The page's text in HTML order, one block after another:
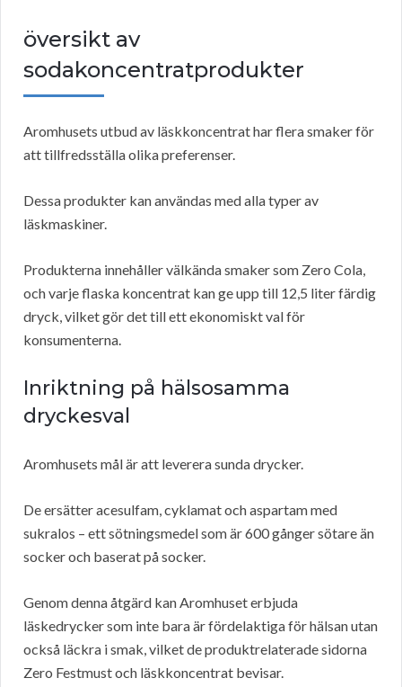
översikt av
sodakoncentratprodukter
Aromhusets utbud av läskkoncentrat har flera smaker för
att tillfredsställa olika preferenser.
Dessa produkter kan användas med alla typer av
läskmaskiner.
Produkterna innehåller välkända smaker som Zero Cola,
och varje flaska koncentrat kan ge upp till 12,5 liter färdig
dryck, vilket gör det till ett ekonomiskt val för
konsumenterna.
Inriktning på hälsosamma
dryckesval
Aromhusets mål är att leverera sunda drycker.
De ersätter acesulfam, cyklamat och aspartam med
sukralos – ett sötningsmedel som är 600 gånger sötare än
socker och baserat på socker.
Genom denna åtgärd kan Aromhuset erbjuda
läskedrycker som inte bara är fördelaktiga för hälsan utan
också läckra i smak, vilket de produktrelaterade sidorna
Zero Festmust och läskkoncentrat bevisar.